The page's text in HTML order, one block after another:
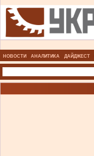
НОВОСТИ АНАЛИТИКА ДАЙДЖЕСТ